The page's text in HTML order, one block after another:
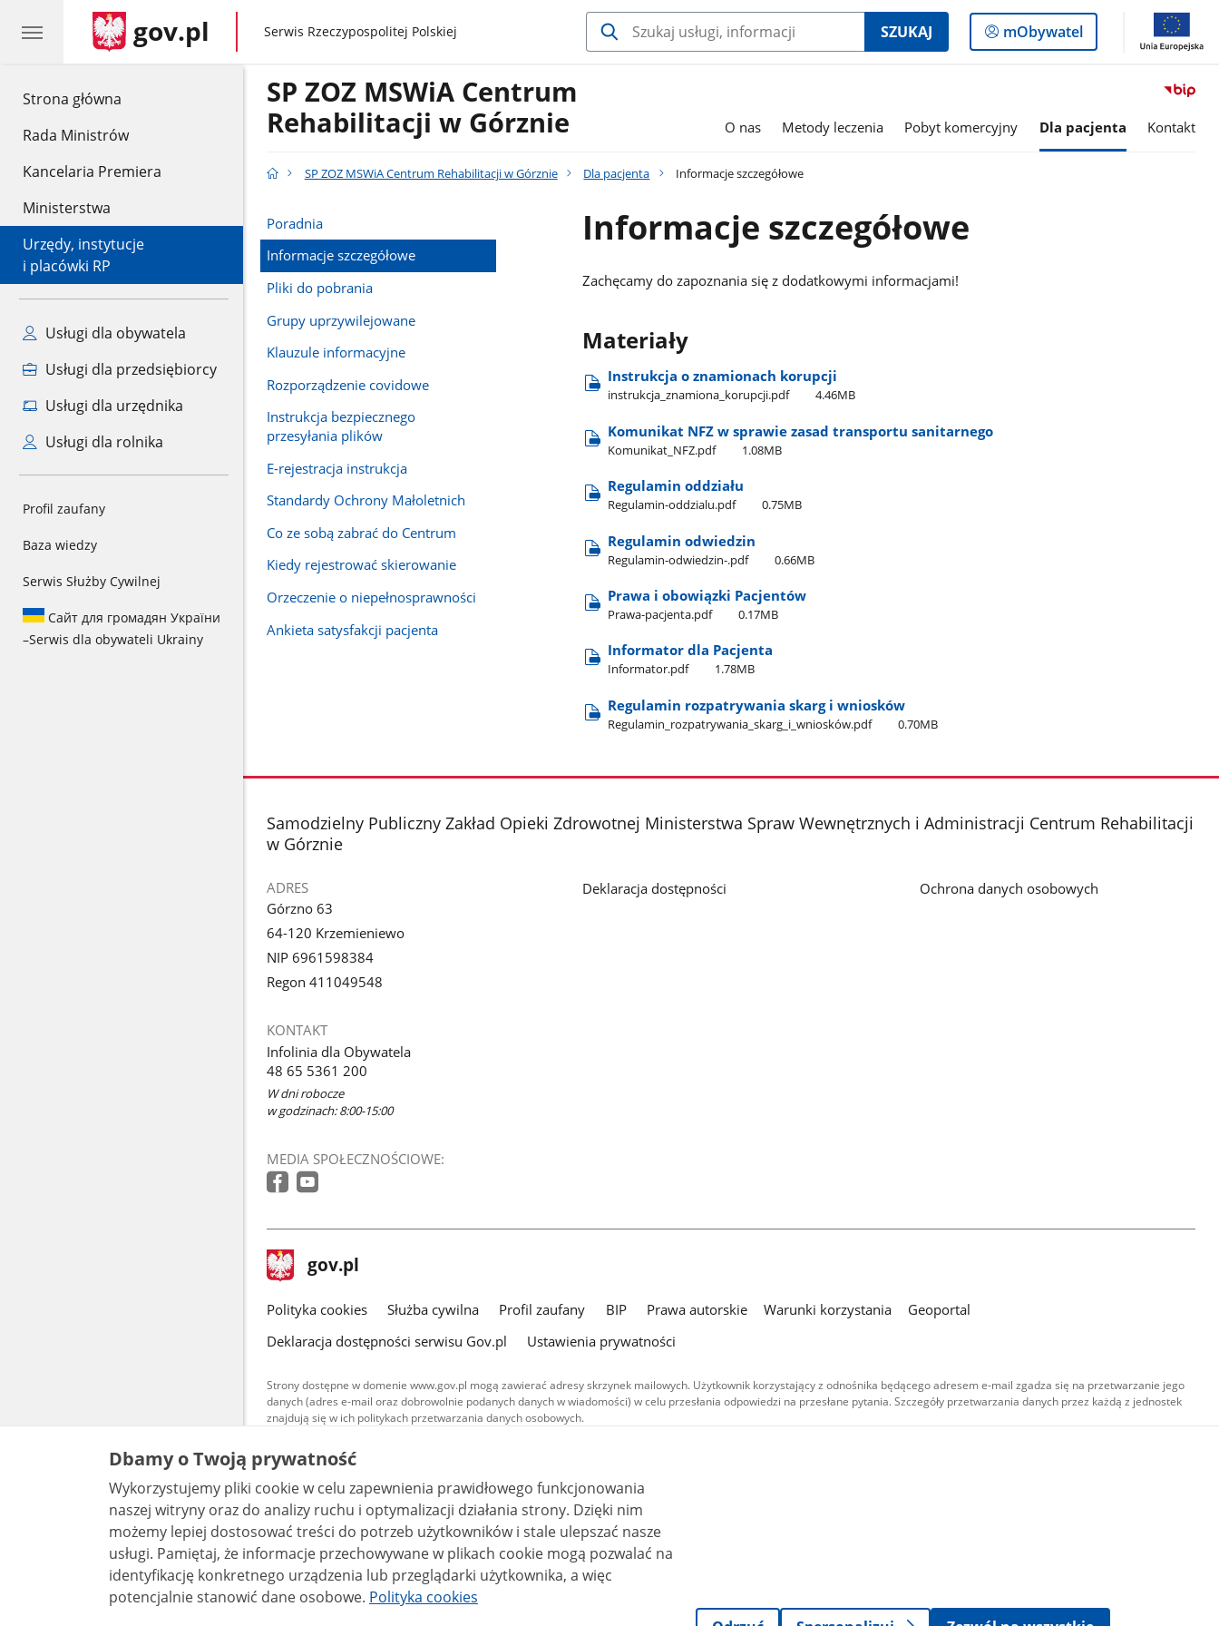
Strona główna
Rada Ministrów
Kancelaria Premiera
Ministerstwa
Urzędy, instytucje
i placówki RP
Usługi dla obywatela
Usługi dla przedsiębiorcy
Usługi dla urzędnika
Usługi dla rolnika
Profil zaufany
Baza wiedzy
Serwis Służby Cywilnej
Сайт для громадян України
–Serwis dla obywateli Ukrainy
gov.pl gov.pl
Serwis Rzeczypospolitej Polskiej SZUKAJ
Logowanie
do
mObywatel
SP ZOZ MSWiA Centrum
Rehabilitacji w Górznie
O nas Metody leczenia Pobyt komercyjny Dla pacjenta Kontakt
SP ZOZ MSWiA Centrum Rehabilitacji w Górznie Dla pacjenta Informacje szczegółowe
Poradnia
Informacje szczegółowe
Pliki do pobrania
Grupy uprzywilejowane
Klauzule informacyjne
Rozporządzenie covidowe
Instrukcja bezpiecznego
przesyłania plików
E-rejestracja instrukcja
Standardy Ochrony Małoletnich
Co ze sobą zabrać do Centrum
Kiedy rejestrować skierowanie
Orzeczenie o niepełnosprawności
Ankieta satysfakcji pacjenta
Informacje szczegółowe
Zachęcamy do zapoznania się z dodatkowymi informacjami!
Materiały
Instrukcja o znamionach korupcji
instrukcja​_znamiona​_korupcji.pdf 4.46MB
Komunikat NFZ w sprawie zasad transportu sanitarnego
Komunikat​_NFZ.pdf 1.08MB
Regulamin oddziału
Regulamin-oddzialu.pdf 0.75MB
Regulamin odwiedzin
Regulamin-odwiedzin-.pdf 0.66MB
Prawa i obowiązki Pacjentów
Prawa-pacjenta.pdf 0.17MB
Informator dla Pacjenta
Informator.pdf 1.78MB
Regulamin rozpatrywania skarg i wniosków
Regulamin​_rozpatrywania​_skarg​_i​_wniosków.pdf 0.70MB
stopka
Samodzielny Publiczny Zakład Opieki Zdrowotnej Ministerstwa Spraw Wewnętrznych i Administracji Centrum Rehabilitacji
w Górznie
ADRES
Górzno 63
64-120 Krzemieniewo
NIP 6961598384
Regon 411049548
KONTAKT
Infolinia dla Obywatela
48 65 5361 200
W dni robocze
w godzinach: 8:00-15:00
MEDIA SPOŁECZNOŚCIOWE:
Deklaracja dostępności Ochrona danych osobowych
stopka
gov.pl Strona
gov.pl
gov.pl
Polityka cookies Służba cywilna Profil zaufany BIP Prawa autorskie Warunki korzystania
Geoportal
Deklaracja dostępności serwisu Gov.pl
Ustawienia prywatności
Strony dostępne w domenie www.gov.pl mogą zawierać adresy skrzynek mailowych. Użytkownik korzystający z odnośnika będącego adresem e-mail zgadza się na przetwarzanie jego
danych (adres e-mail oraz dobrowolnie podanych danych w wiadomości) w celu przesłania odpowiedzi na przesłane pytania. Szczegóły przetwarzania danych przez każdą z jednostek
znajdują się w ich politykach przetwarzania danych osobowych.
Treści tekstowe publikowane w serwisie (z wyłączeniem treści audiowizualnych), są
udostępniane na licencji typu Creative Commons: uznanie autorstwa - na tych samych
warunkach 4.0 (CC BY-SA 4.0). Materiały audiowizualne, w tym zdjęcia, materiały audio i wideo,
są udostępniane na licencji typu Creative Commons: uznanie autorstwa użycie niekomercyjne -
bez utworów zależnych 4.0 (CC BY-NC-ND 4.0), o ile nie jest to stwierdzone inaczej.
Dbamy o Twoją prywatność
Wykorzystujemy pliki cookie w celu zapewnienia prawidłowego funkcjonowania
naszej witryny oraz do analizy ruchu i optymalizacji działania strony. Dzięki nim
możemy lepiej dostosować treści do potrzeb użytkowników i stale ulepszać nasze
usługi. Pamiętaj, że informacje przechowywane w plikach cookie mogą pozwalać na
identyfikację konkretnego urządzenia lub przeglądarki użytkownika, a więc
potencjalnie stanowić dane osobowe. Polityka cookies